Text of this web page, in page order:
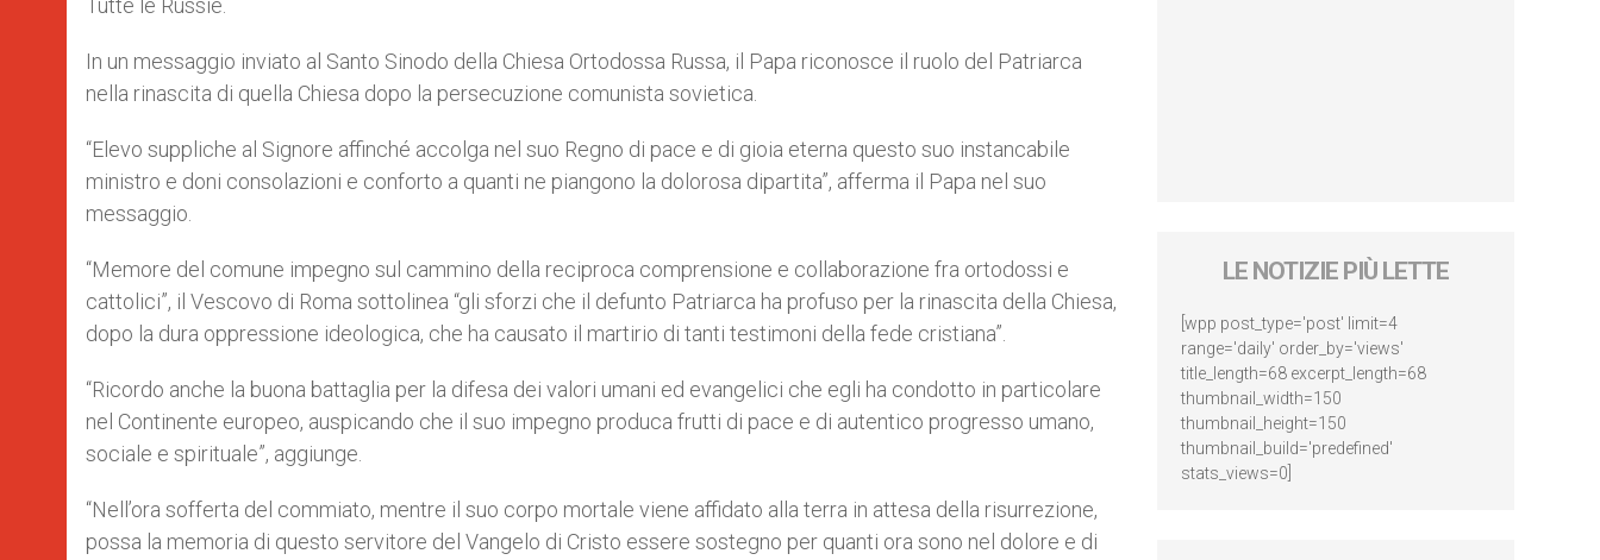
Tutte le Russie.
In un messaggio inviato al Santo Sinodo della Chiesa Ortodossa Russa, il Papa riconosce il ruolo del Patriarca
nella rinascita di quella Chiesa dopo la persecuzione comunista sovietica.
“Elevo suppliche al Signore affinché accolga nel suo Regno di pace e di gioia eterna questo suo instancabile
ministro e doni consolazioni e conforto a quanti ne piangono la dolorosa dipartita”, afferma il Papa nel suo
messaggio.
“Memore del comune impegno sul cammino della reciproca comprensione e collaborazione fra ortodossi e
cattolici”, il Vescovo di Roma sottolinea “gli sforzi che il defunto Patriarca ha profuso per la rinascita della Chiesa,
dopo la dura oppressione ideologica, che ha causato il martirio di tanti testimoni della fede cristiana”.
“Ricordo anche la buona battaglia per la difesa dei valori umani ed evangelici che egli ha condotto in particolare
nel Continente europeo, auspicando che il suo impegno produca frutti di pace e di autentico progresso umano,
sociale e spirituale”, aggiunge.
“Nell’ora sofferta del commiato, mentre il suo corpo mortale viene affidato alla terra in attesa della risurrezione,
possa la memoria di questo servitore del Vangelo di Cristo essere sostegno per quanti ora sono nel dolore e di
LE NOTIZIE PIÙ LETTE
[wpp post_type='post' limit=4
range='daily' order_by='views'
title_length=68 excerpt_length=68
thumbnail_width=150
thumbnail_height=150
thumbnail_build='predefined'
stats_views=0]